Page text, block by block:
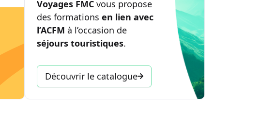
Voyages FMC vous propose
des formations en lien avec
l’ACFM à l’occasion de
séjours touristiques.
Découvrir le catalogue